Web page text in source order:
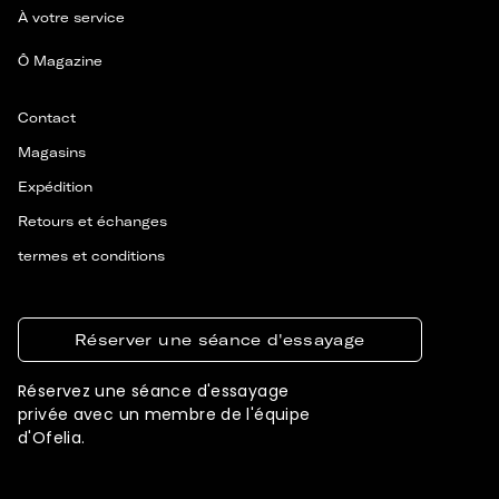
À votre service
Ô Magazine
Contact
Magasins
Expédition
Retours et échanges
termes et conditions
Réserver une séance d'essayage
Réservez une séance d'essayage
privée avec un membre de l'équipe
d'Ofelia.